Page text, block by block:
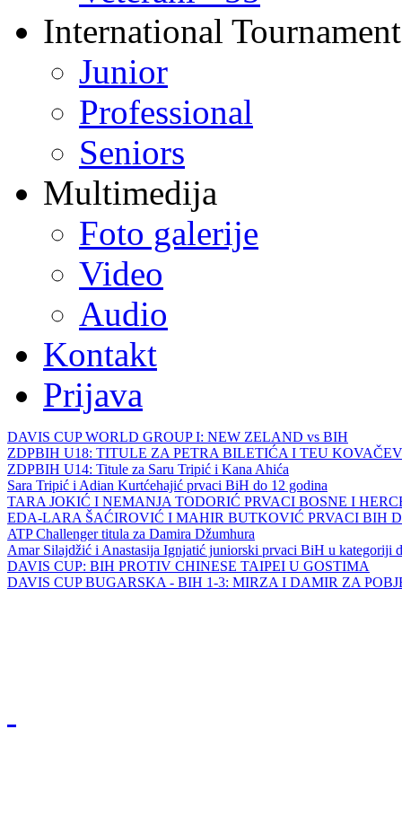
International
Junior
Professional
Seniors
Multimedija
Foto galerije
Video
Audio
Kontakt
Prijava
DAVIS CUP WORLD GROUP I: NEW ZELAND vs BIH
ZDPBIH U18: TITULE ZA PETRA BILETIĆA I TEU
ZDPBIH U14: Titule za Saru Tripić i Kana Ahića
Sara Tripić i Adian Kurtćehajić prvaci BiH do 12 godina
TARA JOKIĆ I NEMANJA TODORIĆ PRVACI BOSNE I
EDA-LARA ŠAĆIROVIĆ I MAHIR BUTKOVIĆ PRVACI BIH
ATP Challenger titula za Damira Džumhura
Amar Silajdžić i Anastasija Ignjatić juniorski prvaci BiH u kategoriji
DAVIS CUP: BIH PROTIV CHINESE TAIPEI U GOSTIMA
DAVIS CUP BUGARSKA - BIH 1-3: MIRZA I DAMIR ZA